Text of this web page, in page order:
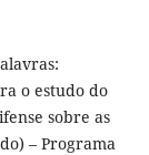
o estudo do
sobre as
– Programa